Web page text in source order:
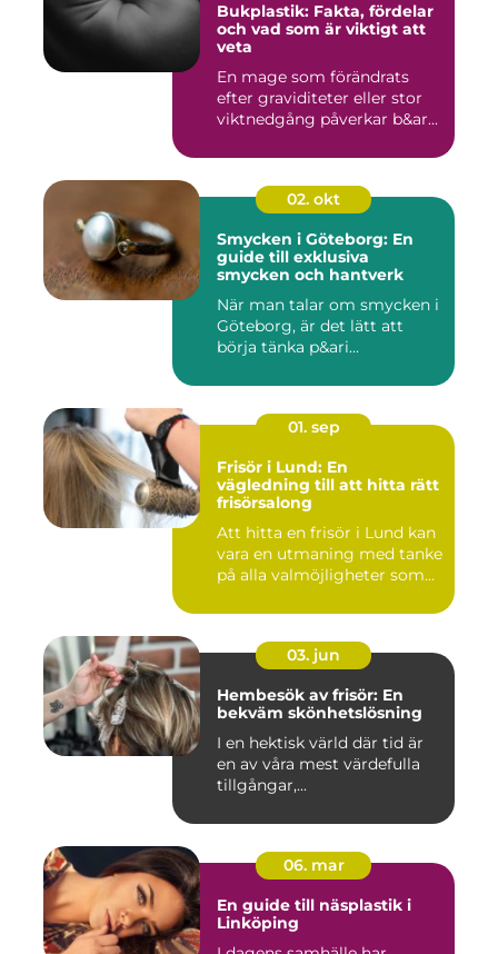
Bukplastik: Fakta, fördelar
och vad som är viktigt att
veta
En mage som förändrats
efter graviditeter eller stor
viktnedgång påverkar b&ar...
02. okt
Smycken i Göteborg: En
guide till exklusiva
smycken och hantverk
När man talar om smycken i
Göteborg, är det lätt att
börja tänka p&ari...
01. sep
Frisör i Lund: En
vägledning till att hitta rätt
frisörsalong
Att hitta en frisör i Lund kan
vara en utmaning med tanke
på alla valmöjligheter som...
03. jun
Hembesök av frisör: En
bekväm skönhetslösning
I en hektisk värld där tid är
en av våra mest värdefulla
tillgångar,...
06. mar
En guide till näsplastik i
Linköping